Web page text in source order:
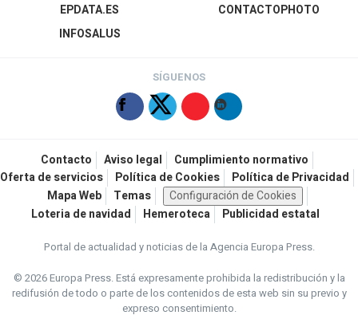
EPDATA.ES
INFOSALUS
CONTACTOPHOTO
SÍGUENOS
Contacto Aviso legal
Cumplimiento normativo
Oferta de servicios
Política de Cookies
Política de Privacidad
Mapa Web
Temas
Configuración de Cookies
Loteria de navidad
Hemeroteca Publicidad estatal
Portal de actualidad y noticias de la Agencia Europa Press.
© 2026 Europa Press.Está expresamente prohibida la redistribución y la
redifusión de todo o parte de los contenidos de esta web sin su previo y
expreso consentimiento.